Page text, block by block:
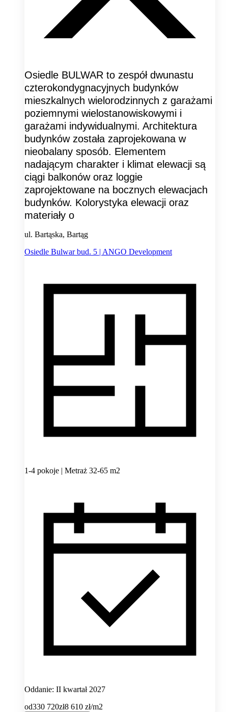
Osiedle BULWAR to zespół dwunastu
czterokondygnacyjnych budynków
mieszkalnych wielorodzinnych z garażami
poziemnymi wielostanowiskowymi i
garażami indywidualnymi. Architektura
budynków została zaprojekowana w
nieobalany sposób. Elementem
nadającym charakter i klimat elewacji są
ciągi balkonów oraz loggie
zaprojektowane na bocznych elewacjach
budynków. Kolorystyka elewacji oraz
materiały o
ul. Bartąska, Bartąg
Osiedle Bulwar bud. 5 | ANGO Development
1-4 pokoje | Metraż 32-65 m2
Oddanie: II kwartał 2027
od330 720zł8 610 zł/m2